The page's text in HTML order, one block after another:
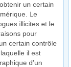
un certain
Le
illicites et le
pour
certain contrôle
il est
d’un